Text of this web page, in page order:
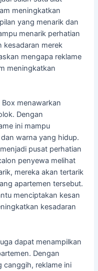
meningkatkan
yang menarik dan
menarik perhatian
kesadaran merek
mengapa reklame
meningkatkan
menawarkan
Dengan
ini mampu
warna yang hidup.
pusat perhatian
penyewa melihat
mereka akan tertarik
apartemen tersebut.
menciptakan kesan
kesadaran
dapat menampilkan
Dengan
canggih, reklame ini